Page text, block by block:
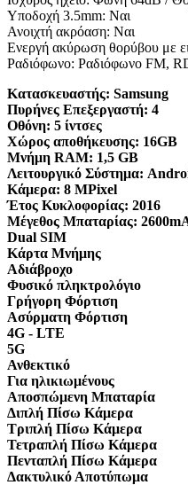
Υποδοχή 3.5mm: Ναι
Ανοιχτή ακρόαση: Ναι
Ενεργή ακύρωση θορύβου με
Ραδιόφωνο: Ραδιόφωνο FM,
Κατασκευαστής: Samsung
Πυρήνες Επεξεργαστή: 4
Οθόνη: 5 ίντσες
Χώρος αποθήκευσης: 16GB
Μνήμη RAM: 1,5 GB
Λειτουργικό Σύστημα:
Κάμερα: 8 MPixel
Έτος Κυκλοφορίας: 2016
Μέγεθος Μπαταρίας:
Dual SIM
Κάρτα Μνήμης
Αδιάβροχο
Φυσικό πληκτρολόγιο
Γρήγορη Φόρτιση
Ασύρματη Φόρτιση
4G - LTE
5G
Ανθεκτικό
Για ηλικιωμένους
Αποσπώμενη Μπαταρία
Διπλή Πίσω Κάμερα
Τριπλή Πίσω Κάμερα
Τετραπλή Πίσω Κάμερα
Πενταπλή Πίσω Κάμερα
Δακτυλικό Αποτύπωμα